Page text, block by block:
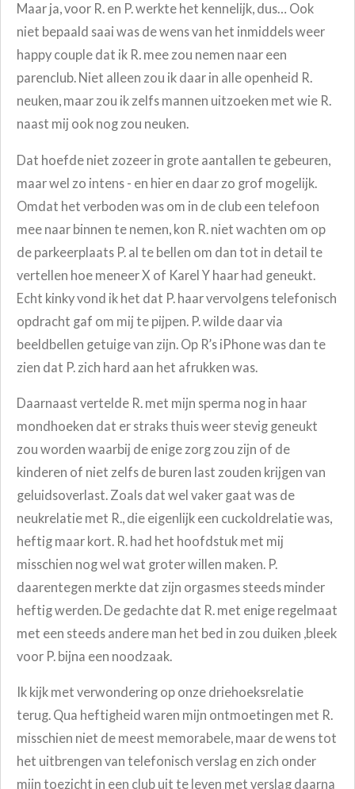
Maar ja, voor R. en P. werkte het kennelijk, dus… Ook
niet bepaald saai was de wens van het inmiddels weer
happy couple dat ik R. mee zou nemen naar een
parenclub. Niet alleen zou ik daar in alle openheid R.
neuken, maar zou ik zelfs mannen uitzoeken met wie R.
naast mij ook nog zou neuken.
Dat hoefde niet zozeer in grote aantallen te gebeuren,
maar wel zo intens - en hier en daar zo grof mogelijk.
Omdat het verboden was om in de club een telefoon
mee naar binnen te nemen, kon R. niet wachten om op
de parkeerplaats P. al te bellen om dan tot in detail te
vertellen hoe meneer X of Karel Y haar had geneukt.
Echt kinky vond ik het dat P. haar vervolgens telefonisch
opdracht gaf om mij te pijpen. P. wilde daar via
beeldbellen getuige van zijn. Op R’s iPhone was dan te
zien dat P. zich hard aan het afrukken was.
Daarnaast vertelde R. met mijn sperma nog in haar
mondhoeken dat er straks thuis weer stevig geneukt
zou worden waarbij de enige zorg zou zijn of de
kinderen of niet zelfs de buren last zouden krijgen van
geluidsoverlast. Zoals dat wel vaker gaat was de
neukrelatie met R., die eigenlijk een cuckoldrelatie was,
heftig maar kort. R. had het hoofdstuk met mij
misschien nog wel wat groter willen maken. P.
daarentegen merkte dat zijn orgasmes steeds minder
heftig werden. De gedachte dat R. met enige regelmaat
met een steeds andere man het bed in zou duiken ,bleek
voor P. bijna een noodzaak.
Ik kijk met verwondering op onze driehoeksrelatie
terug. Qua heftigheid waren mijn ontmoetingen met R.
misschien niet de meest memorabele, maar de wens tot
het uitbrengen van telefonisch verslag en zich onder
mijn toezicht in een club uit te leven met verslag daarna